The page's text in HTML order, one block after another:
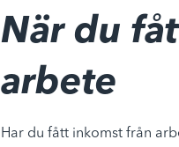
När du
arbete
Har du fått inkomst från